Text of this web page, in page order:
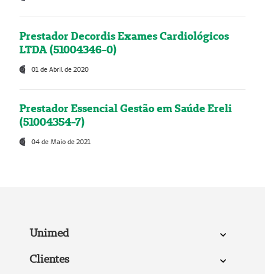
Prestador Decordis Exames Cardiológicos
LTDA (51004346-0)
01 de Abril de 2020
Prestador Essencial Gestão em Saúde Ereli
(51004354-7)
04 de Maio de 2021
Unimed
Clientes